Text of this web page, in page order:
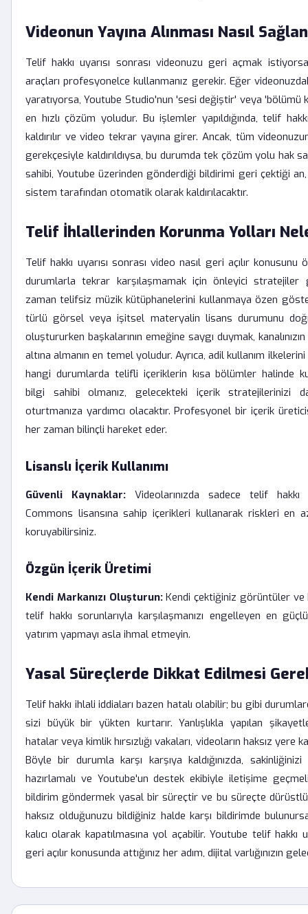
Videonun Yayına Alınması Nasıl
Telif hakkı uyarısı sonrası videonuzu geri açmak
araçları profesyonelce kullanmanız gerekir. Eğer
yaratıyorsa, Youtube Studio'nun 'sesi değiştir' veya 'bölümü
en hızlı çözüm yoludur. Bu işlemler yapıldığında, telif
kaldırılır ve video tekrar yayına girer. Ancak, tüm
gerekçesiyle kaldırıldıysa, bu durumda tek çözüm yolu hak
sahibi, Youtube üzerinden gönderdiği bildirimi geri çektiği an,
sistem tarafından otomatik olarak kaldırılacaktır.
Telif İhlallerinden Korunma Yolları
Telif hakkı uyarısı sonrası video nasıl geri açılır
durumlarla tekrar karşılaşmamak için önleyici stratejiler
zaman telifsiz müzik kütüphanelerini kullanmaya özen
türlü görsel veya işitsel materyalin lisans durumunu
oluştururken başkalarının emeğine saygı duymak,
altına almanın en temel yoludur. Ayrıca, adil kullanım
hangi durumlarda telifli içeriklerin kısa bölümler halinde
bilgi sahibi olmanız, gelecekteki içerik stratejilerinizi
oturtmanıza yardımcı olacaktır. Profesyonel bir içerik
her zaman bilinçli hareket eder.
Lisanslı İçerik Kullanımı
Güvenli Kaynaklar: Videolarınızda sadece telif
Commons lisansına sahip içerikleri kullanarak riskleri en
koruyabilirsiniz.
Özgün İçerik Üretimi
Kendi Markanızı Oluşturun:Kendi çektiğiniz görüntüler ve
telif hakkı sorunlarıyla karşılaşmanızı engelleyen en
yatırım yapmayı asla ihmal etmeyin.
Yasal Süreçlerde Dikkat Edilmesi
Telif hakkı ihlali iddiaları bazen hatalı olabilir; bu gibi
sizi büyük bir yükten kurtarır. Yanlışlıkla yapılan
hatalar veya kimlik hırsızlığı vakaları, videoların haksız yere
Böyle bir durumla karşı karşıya kaldığınızda,
hazırlamalı ve Youtube'un destek ekibiyle iletişime
bildirim göndermek yasal bir süreçtir ve bu süreçte
haksız olduğunuzu bildiğiniz halde karşı bildirimde
kalıcı olarak kapatılmasına yol açabilir. Youtube telif hakkı
geri açılır konusunda attığınız her adım, dijital varlığınızın